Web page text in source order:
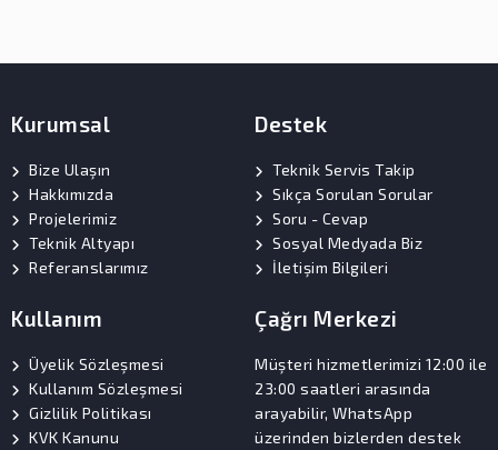
Kurumsal
Bize Ulaşın
Hakkımızda
Projelerimiz
Teknik Altyapı
Referanslarımız
Destek
Teknik Servis Takip
Sıkça Sorulan Sorular
Soru - Cevap
Sosyal Medyada Biz
İletişim Bilgileri
Kullanım
Üyelik Sözleşmesi
Kullanım Sözleşmesi
Gizlilik Politikası
KVK Kanunu
Çağrı Merkezi
Müşteri hizmetlerimizi 12:00 ile
23:00 saatleri arasında
arayabilir, WhatsApp
üzerinden bizlerden destek